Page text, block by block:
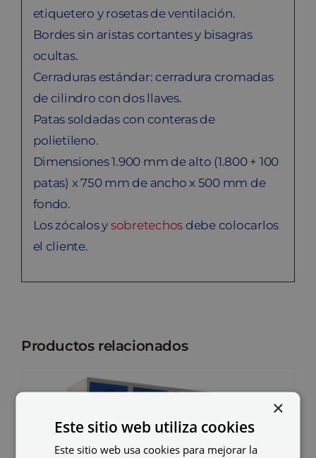
etiquetero y rosetas de ventilación.
Bordes sin aristas cortantes y bisagras
ocultas.
Cerraduras estándar: cerradura cromadas
de cilindro con dos llaves.
Patas soldadas con conteras de
polietileno.
Dimensiones 1.900 mm de alto (1.800 + 100
patas) x 750 mm de ancho x 500 mm de
fondo.
Los zócalos y sobretechos debe colocarlos
el cliente.
Productos relacionados
×
Este sitio web utiliza cookies
Este sitio web usa cookies para mejorar la